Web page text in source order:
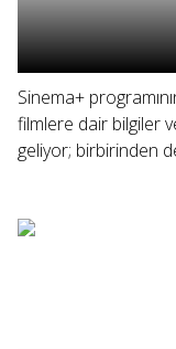
Sinema+
filmlere dair bilgiler
geliyor; birbirinden